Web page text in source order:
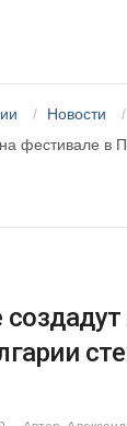
Новости
фестивале в